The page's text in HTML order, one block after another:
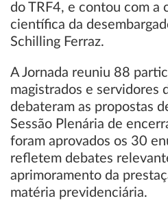
do TRF4, e contou com a
científica da
Schilling Ferraz.
A Jornada reuniu 88
magistrados e servidores
debateram as propostas
Sessão Plenária de
foram aprovados os 30
refletem debates
aprimoramento da
matéria previdenciária.